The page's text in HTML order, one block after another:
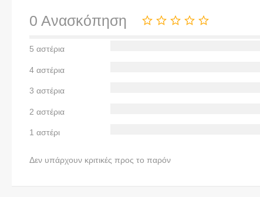
0 Ανασκόπηση
5 αστέρια
4 αστέρια
3 αστέρια
2 αστέρια
1 αστέρι
Δεν υπάρχουν κριτικές προς το παρόν